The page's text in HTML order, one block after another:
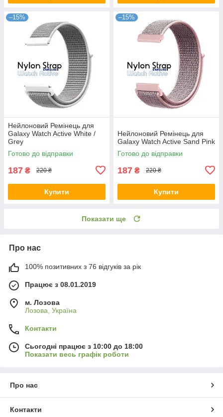
–15%
Нейлоновий Ремінець для
Galaxy Watch Active White /
Grey
Готово до відправки
187 ₴ 220 ₴
Купити
–15%
Нейлоновий Ремінець для
Galaxy Watch Active Sand Pink
Готово до відправки
187 ₴ 220 ₴
Купити
Показати ще
Про нас
100% позитивних з 76 відгуків за рік
Працює з 08.01.2019
м. Лозова
Лозова, Україна
Контакти
Сьогодні працює з 10:00 до 18:00
Показати весь графік роботи
Про нас
Контакти